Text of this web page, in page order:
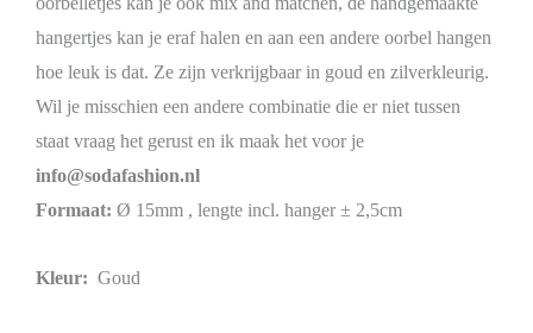
hangertjes kan je eraf halen en aan een andere oorbel hangen
hoe leuk is dat. Ze zijn verkrijgbaar in goud en zilverkleurig.
Wil je misschien een andere combinatie die er niet tussen
staat vraag het gerust en ik maak het voor je
info@sodafashion.nl
Formaat: Ø 15mm , lengte incl. hanger ± 2,5cm
Kleur: Goud